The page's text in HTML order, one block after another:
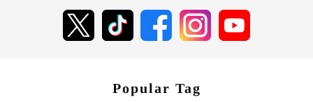
Popular Tag